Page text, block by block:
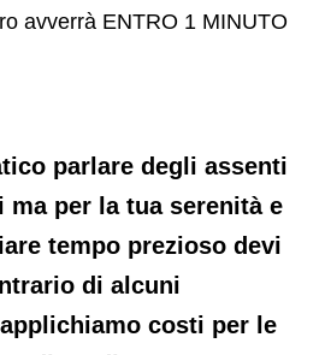
avverrà ENTRO 1 MINUTO
parlare degli assenti
ma per la tua serenità e
tempo prezioso devi
di alcuni
costi per le